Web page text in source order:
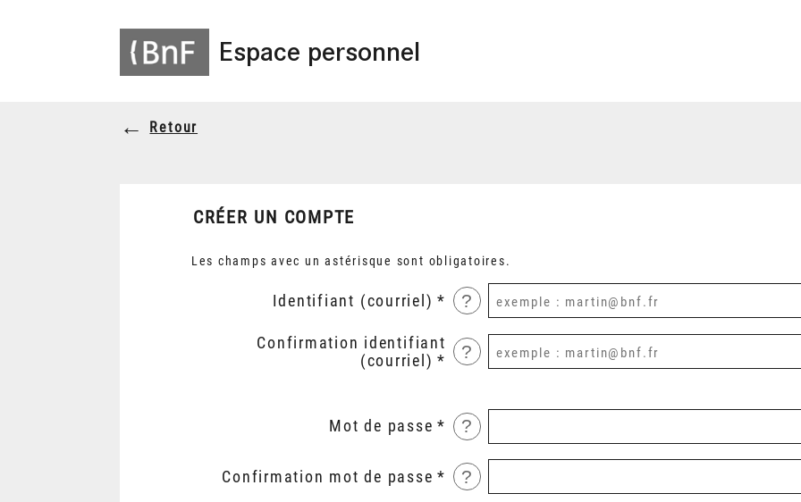
Espace personnel
Retour
CRÉER UN COMPTE
Les champs avec un astérisque sont obligatoires.
Identifiant (courriel) ?
Confirmation identifiant
(courriel)
?
Mot de passe ?
Confirmation mot de passe ?